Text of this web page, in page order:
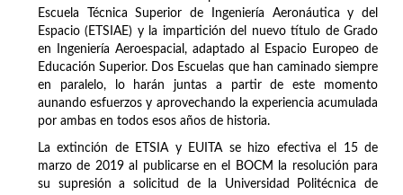
Escuela Técnica Superior de Ingeniería Aeronáutica y del
Espacio (ETSIAE) y la impartición del nuevo título de Grado
en Ingeniería Aeroespacial, adaptado al Espacio Europeo de
Educación Superior. Dos Escuelas que han caminado siempre
en paralelo, lo harán juntas a partir de este momento
aunando esfuerzos y aprovechando la experiencia acumulada
por ambas en todos esos años de historia.
La extinción de ETSIA y EUITA se hizo efectiva el 15 de
marzo de 2019 al publicarse en el BOCM la resolución para
su supresión a solicitud de la Universidad Politécnica de